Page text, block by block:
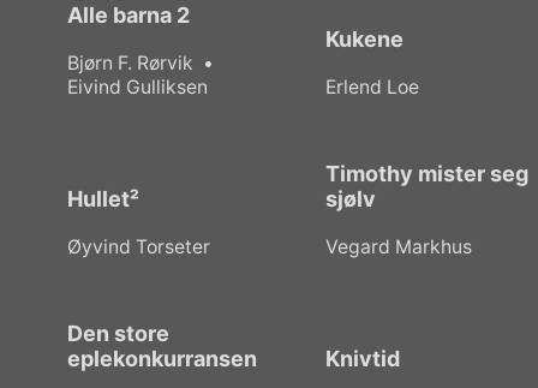
Alle barna 2
Bjørn F. Rørvik
Eivind Gulliksen
Kukene
Erlend Loe
Hullet²
Øyvind Torseter
Timothy mister seg
sjølv
Vegard Markhus
Den store
eplekonkurransen
Knivtid